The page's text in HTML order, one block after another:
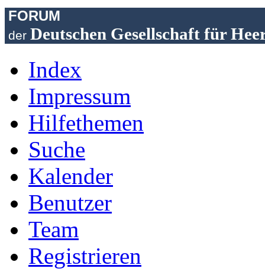
FORUM
der Deutschen Gesellschaft für
Index
Impressum
Hilfethemen
Suche
Kalender
Benutzer
Team
Registrieren